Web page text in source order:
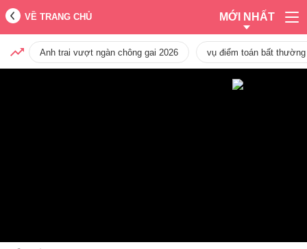
VỀ TRANG CHỦ MỚI NHẤT
Anh trai vượt ngàn chông gai 2026 vụ điểm toán bất